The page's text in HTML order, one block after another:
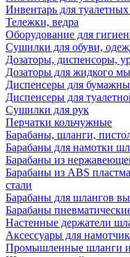
Инвентарь для
Тележки, ведра
Оборудование для
Сушилки для обуви,
Дозаторы, диспенсоры,
Дозаторы для жидкого
Диспенсеры для
Диспенсеры для
Сушилки для рук
Перчатки кольчужные
Барабаны, шланги,
Барабаны для намотки
Барабаны из
Барабаны из ABS
стали
Барабаны для шлангов
Барабаны
Настенные держатели
Аксессуары для
Промышленные шланги